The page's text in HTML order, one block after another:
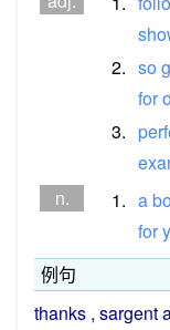
2. so
for
3.
n.
1. a
for
例句
thanks , sargent